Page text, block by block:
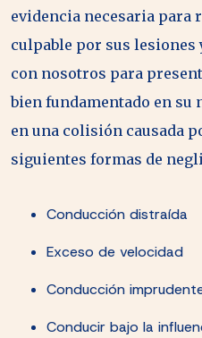
evidencia necesaria para
culpable por sus lesiones
con nosotros para
bien fundamentado en
en una colisión causada
siguientes formas de
Conducción distraída
Exceso de velocidad
Conducción
Conducir bajo la